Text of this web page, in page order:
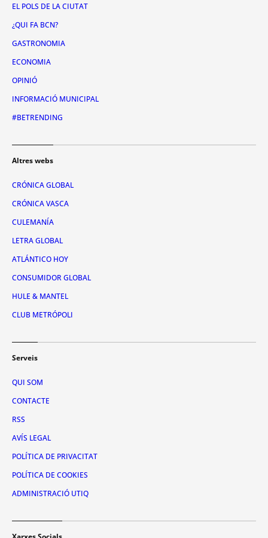
EL POLS DE LA CIUTAT
¿QUI FA BCN?
GASTRONOMIA
ECONOMIA
OPINIÓ
INFORMACIÓ MUNICIPAL
#BETRENDING
Altres webs
CRÓNICA GLOBAL
CRÓNICA VASCA
CULEMANÍA
LETRA GLOBAL
ATLÁNTICO HOY
CONSUMIDOR GLOBAL
HULE & MANTEL
CLUB METRÓPOLI
Serveis
QUI SOM
CONTACTE
RSS
AVÍS LEGAL
POLÍTICA DE PRIVACITAT
POLÍTICA DE COOKIES
ADMINISTRACIÓ UTIQ